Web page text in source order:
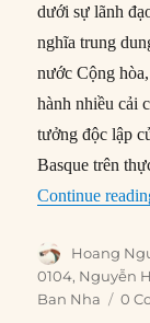
dưới sự lãnh
nghĩa trung
nước Cộng
hành nhiều cải
tưởng độc lập
Basque trên
Continue
Author
Hoang
0104, Nguyễn
Ban Nha
0